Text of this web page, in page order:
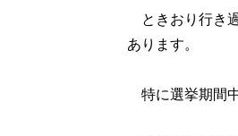
ときおり行き
あります。
特に選挙期間